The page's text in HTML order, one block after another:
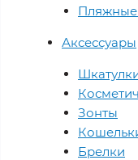
Пляжные
Аксессуары
Зонты
Брелки